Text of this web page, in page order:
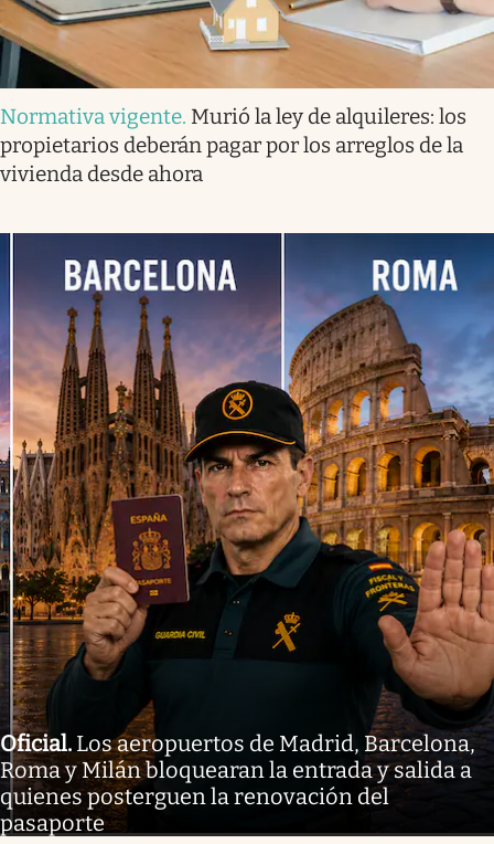
Normativa vigente. Murió la ley de alquileres: los
propietarios deberán pagar por los arreglos de la
vivienda desde ahora
Oficial. Los aeropuertos de Madrid, Barcelona,
Roma y Milán bloquearan la entrada y salida a
quienes posterguen la renovación del
pasaporte